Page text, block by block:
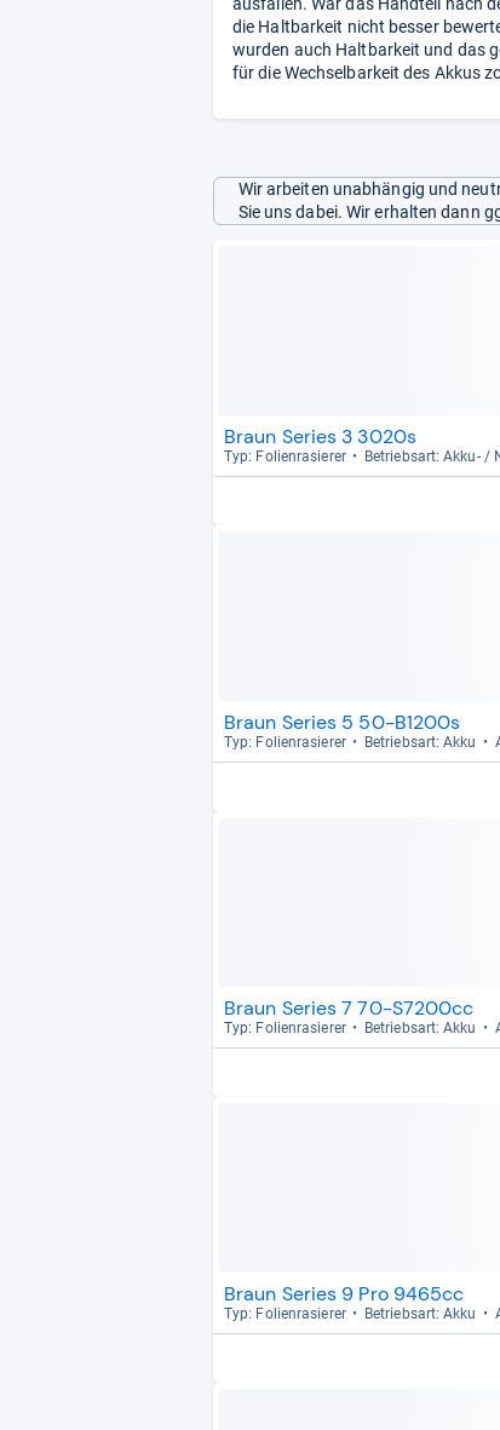
die Haltbarkeit nicht besser
wurden auch Haltbarkeit und das
für die Wechselbarkeit des Akkus
Wir arbeiten unabhängig und
Sie uns dabei. Wir erhalten dann
Braun Series 3 3020s
Typ: Foli­en­ra­sie­rer Betriebs­art: Akku-​ /
Braun Series 5 50-B1200s
Typ: Foli­en­ra­sie­rer Betriebs­art: Akku
Braun Series 7 70-S7200cc
Typ: Foli­en­ra­sie­rer Betriebs­art: Akku
Braun Series 9 Pro 9465cc
Typ: Foli­en­ra­sie­rer Betriebs­art: Akku